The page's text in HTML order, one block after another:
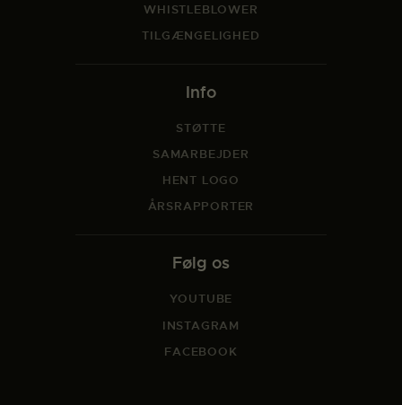
WHISTLEBLOWER
TILGÆNGELIGHED
Info
STØTTE
SAMARBEJDER
HENT LOGO
ÅRSRAPPORTER
Følg os
YOUTUBE
INSTAGRAM
FACEBOOK